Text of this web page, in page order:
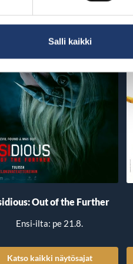
Salli kaikki
Out of the Further
Ensi-ilta: pe 21.8.
Katso kaikki näytösajat